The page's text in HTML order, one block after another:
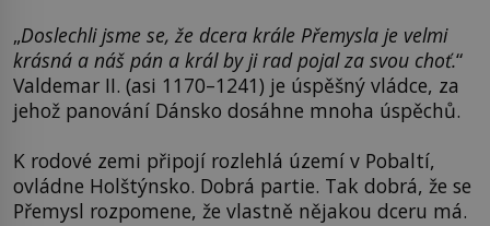
„Doslechli jsme se, že dcera krále Přemysla je velmi
krásná a náš pán a král by ji rad pojal za svou choť.“
Valdemar II. (asi 1170–1241) je úspěšný vládce, za
jehož panování Dánsko dosáhne mnoha úspěchů.
K rodové zemi připojí rozlehlá území v Pobaltí,
ovládne Holštýnsko. Dobrá partie. Tak dobrá, že se
Přemysl rozpomene, že vlastně nějakou dceru má.